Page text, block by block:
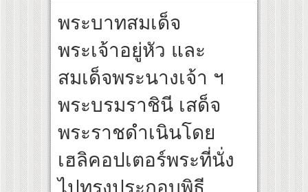
มใหม่ในวงการการศึกษา เปิดตัว “SCA PLUS” แพลตฟอร์มการเรียนรู้ “Creative
อดการลงทุนในธุรกิจการศึกษากว่า 100 ล้านบาท
นทางจาการ์ตา-กรุงเทพฯ เสริม Air Connectivity ดึงนักท่องเที่ยวคุณภาพจากอินโดนีเ
Communication Night” สุดยิ่งใหญ่ ณ กรุงเทพฯ ขนทัพศิลปินชั้นนำ พร้อมกาล่าไน
พระบาทสมเด็จ
พระเจ้าอยู่หัว และ
สมเด็จพระนางเจ้า ฯ
พระบรมราชินี เสด็จ
พระราชดำเนินโดย
เฮลิคอปเตอร์พระที่นั่ง